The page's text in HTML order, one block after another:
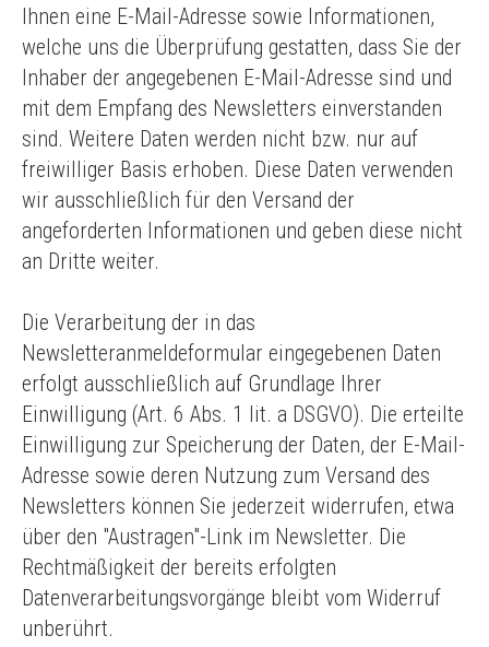
Ihnen eine E-Mail-Adresse sowie Informationen,
welche uns die Überprüfung gestatten, dass Sie der
Inhaber der angegebenen E-Mail-Adresse sind und
mit dem Empfang des Newsletters einverstanden
sind. Weitere Daten werden nicht bzw. nur auf
freiwilliger Basis erhoben. Diese Daten verwenden
wir ausschließlich für den Versand der
angeforderten Informationen und geben diese nicht
an Dritte weiter.
Die Verarbeitung der in das
Newsletteranmeldeformular eingegebenen Daten
erfolgt ausschließlich auf Grundlage Ihrer
Einwilligung (Art. 6 Abs. 1 lit. a DSGVO). Die erteilte
Einwilligung zur Speicherung der Daten, der E-Mail-
Adresse sowie deren Nutzung zum Versand des
Newsletters können Sie jederzeit widerrufen, etwa
über den "Austragen"-Link im Newsletter. Die
Rechtmäßigkeit der bereits erfolgten
Datenverarbeitungsvorgänge bleibt vom Widerruf
unberührt.